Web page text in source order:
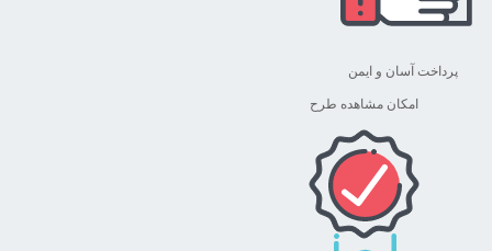
پرداخت آسان و ایمن
امکان مشاهده طرح